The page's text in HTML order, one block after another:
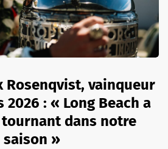
Rosenqvist, vainqueur
2026 : « Long Beach a
dans notre
saison »